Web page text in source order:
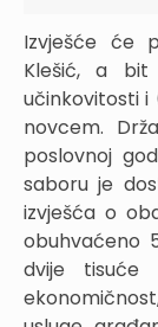
Izvješće će
Klešić, a
učinkovitosti
novcem.
poslovnoj
saboru je
izvješća o
obuhvaćeno
dvije tisuće